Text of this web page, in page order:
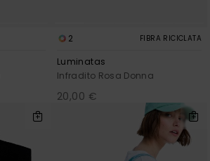
2 FIBRA RICICLATA
Luminatas
Infradito Rosa Donna
20,00 €